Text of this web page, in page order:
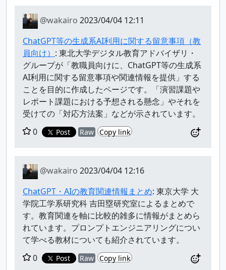
@wakairo 2023/04/04 12:11
ChatGPT等の生成系AI利用に関する留意事項（教
員向け） : 東北大学デジタル教育アドバイザリ・
グループが「教職員向けに、ChatGPT等の生成系
AI利用に関する留意事項や関連情報を提供」する
ことを目的に作成したページです。「演習課題や
レポート課題における予想される懸念」やそれを
受けての「対応方法案」などが示されています。
0
Post Raw Copy link
@wakairo 2023/04/04 12:16
ChatGPT・AIの教育関連情報まとめ: 東京大学 大
学院工学系研究科 吉田塁研究室によるまとめで
す。教育関連を軸に比較的雑多に情報がまとめら
れています。プロンプトエンジニアリングについ
て学べる教材についても紹介されています。
0
Post Raw Copy link